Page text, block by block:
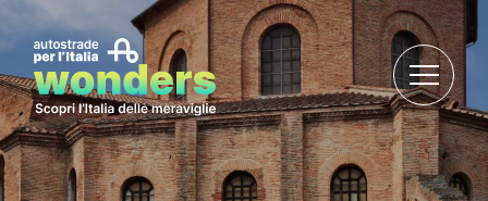
Salta al contenuto